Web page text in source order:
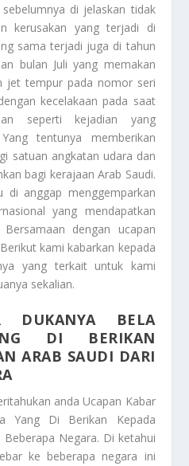
di jelaskan tidak
kerusakan yang terjadi di
sama terjadi juga di tahun
bulan Juli yang memakan
jet tempur pada nomor seri
kecelakaan pada saat
seperti kejadian yang
tentunya memberikan
satuan angkatan udara dan
bagi kerajaan Arab Saudi.
di anggap menggemparkan
yang mendapatkan
dengan ucapan
kami kabarkan kepada
yang terkait untuk kami
sekalian.
DUKANYA BELA
DI BERIKAN
ARAB SAUDI DARI
anda Ucapan Kabar
Yang Di Berikan Kepada
Beberapa Negara. Di ketahui
ke beberapa negara ini